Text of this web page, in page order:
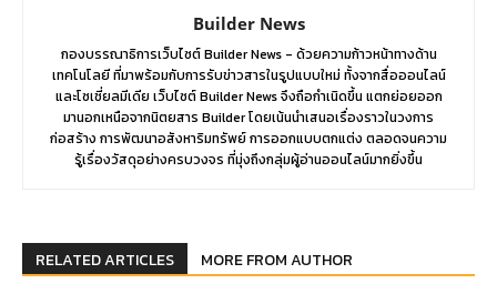
Builder News
กองบรรณาธิการเว็บไซต์ Builder News - ด้วยความก้าวหน้าทางด้าน
เทคโนโลยี ที่มาพร้อมกับการรับข่าวสารในรูปแบบใหม่ ทั้งจากสื่อออนไลน์
และโซเชี่ยลมีเดีย เว็บไซต์ Builder News จึงถือกำเนิดขึ้น แตกย่อยออก
มานอกเหนือจากนิตยสาร Builder โดยเน้นนำเสนอเรื่องราวในวงการ
ก่อสร้าง การพัฒนาอสังหาริมทรัพย์ การออกแบบตกแต่ง ตลอดจนความ
รู้เรื่องวัสดุอย่างครบวงจร ที่มุ่งถึงกลุ่มผู้อ่านออนไลน์มากยิ่งขึ้น
RELATED ARTICLES MORE FROM AUTHOR